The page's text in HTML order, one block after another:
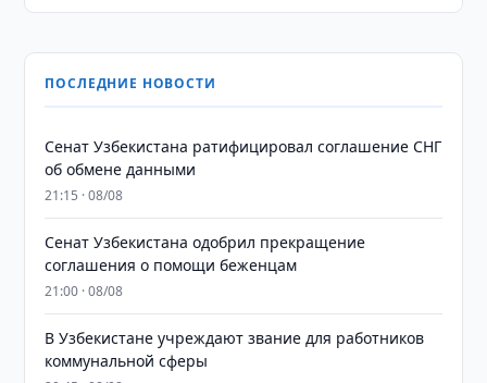
ПОСЛЕДНИЕ НОВОСТИ
Сенат Узбекистана ратифицировал соглашение СНГ
об обмене данными
21:15 · 08/08
Сенат Узбекистана одобрил прекращение
соглашения о помощи беженцам
21:00 · 08/08
В Узбекистане учреждают звание для работников
коммунальной сферы